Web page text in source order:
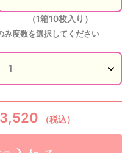
（1箱10枚入り）
み度数を選択してください
3,520 （税込）